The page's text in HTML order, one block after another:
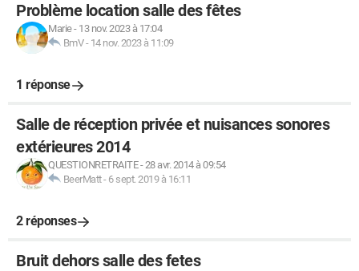
Problème location salle des fêtes
Marie- 13 nov. 2023 à 17:04
BmV- 14 nov. 2023 à 11:09
1 réponse
Salle de réception privée et nuisances sonores
extérieures 2014
QUESTIONRETRAITE-28 avr. 2014 à 09:54
BeerMatt- 6 sept. 2019 à 16:11
2 réponses
Bruit dehors salle des fetes